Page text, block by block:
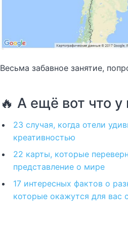
Весьма забавное занятие,
🔥 А ещё вот что у
23 случая, когда отели
креативностью
22 карты, которые
представление о мире
17 интересных фактов о
которые окажутся для вас